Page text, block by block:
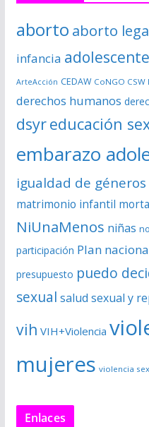
v
í
e
o
aborto aborto
infancia
ArteAcción CEDAW CoNGO CSW
derechos humanos
dsyreducación
embarazo
igualdad de géneros
matrimonio infantil
NiUnaMenos niñas
participación Plan
presupuesto puedo
sexual salud sexual y
vih VIH+Violencia
mujeres violencia
Enlaces